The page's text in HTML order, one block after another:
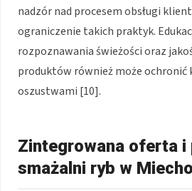
nadzór nad procesem obsługi
ograniczenie takich praktyk.
rozpoznawania świeżości oraz
produktów również może ochronić
oszustwami [10].
Zintegrowana oferta i
smażalni ryb w